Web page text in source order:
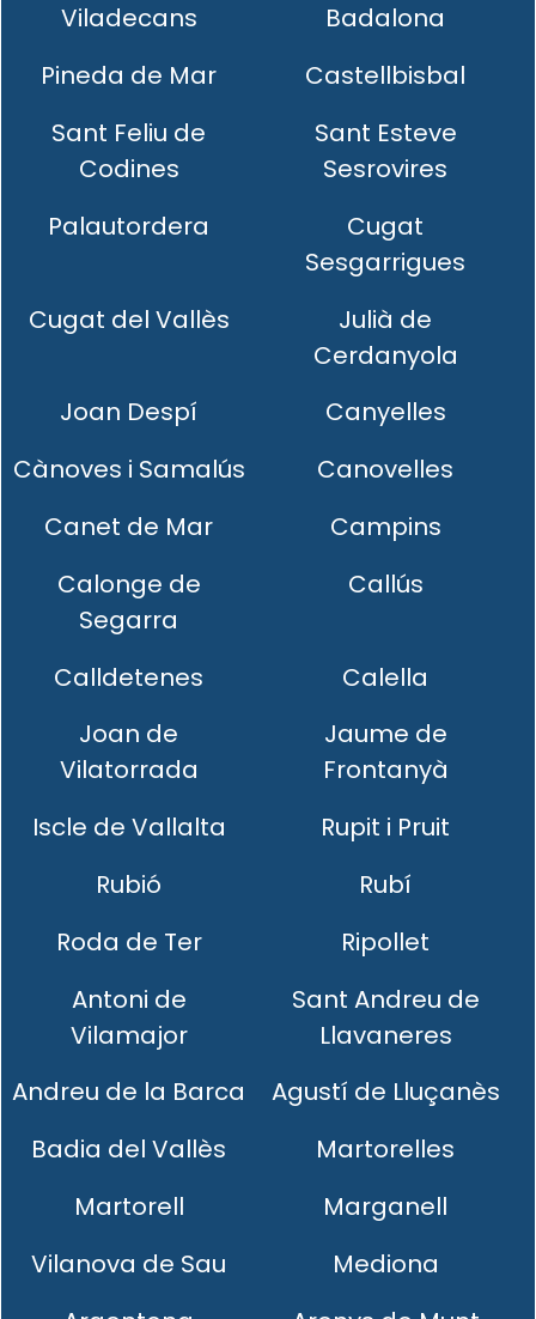
Viladecans
Badalona
Pineda de Mar
Castellbisbal
Sant Feliu de
Codines
Sant Esteve
Sesrovires
Palautordera
Cugat
Sesgarrigues
Cugat del Vallès
Julià de
Cerdanyola
Joan Despí
Canyelles
Cànoves i Samalús
Canovelles
Canet de Mar
Campins
Calonge de
Segarra
Callús
Calldetenes
Calella
Joan de
Vilatorrada
Jaume de
Frontanyà
Iscle de Vallalta
Rupit i Pruit
Rubió
Rubí
Roda de Ter
Ripollet
Antoni de
Vilamajor
Sant Andreu de
Llavaneres
Andreu de la Barca
Agustí de Lluçanès
Badia del Vallès
Martorelles
Martorell
Marganell
Vilanova de Sau
Mediona